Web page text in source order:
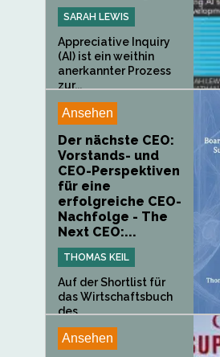
SARAH LEWIS
Appreciative Inquiry
(AI) ist ein weithin
anerkannter Prozess
zur...
Ansehen
Der nächste CEO:
Vorstands- und
CEO-Perspektiven
für eine
erfolgreiche CEO-
Nachfolge - The
Next CEO:...
THOMAS KEIL
Auf der Shortlist für
das Wirtschaftsbuch
des...
Ansehen